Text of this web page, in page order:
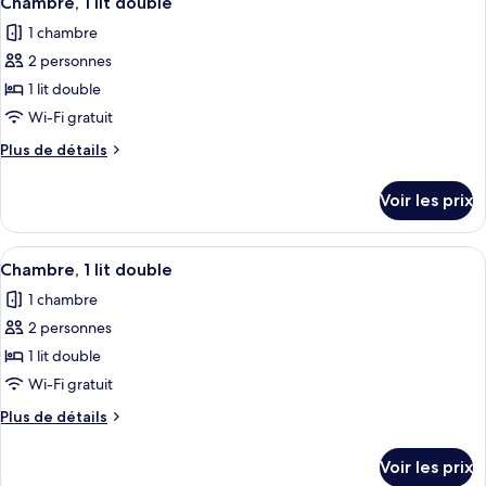
double
Chambre,
double
toutes
les
photos
pour
ce
type
de
Chambre,
lit
double
1 chambre
2 personnes
1 lit double
Wi-Fi gratuit
Plus de détails
Plus
le
type
de
Chambre,
double
Voir les prix
Afficher
toutes
les
photos
pour
ce
type
de
Une chambre à coucher
1
Chambre, 1 lit double
1 chambre
2 personnes
1 lit double
Wi-Fi gratuit
Plus de détails
Plus
Voir les prix